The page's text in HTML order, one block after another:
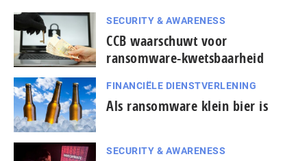
SECURITY & AWARENESS
CCB waarschuwt voor
ransomware-kwetsbaarheid
FINANCIËLE DIENSTVERLENING
Als ransomware klein bier is
SECURITY & AWARENESS